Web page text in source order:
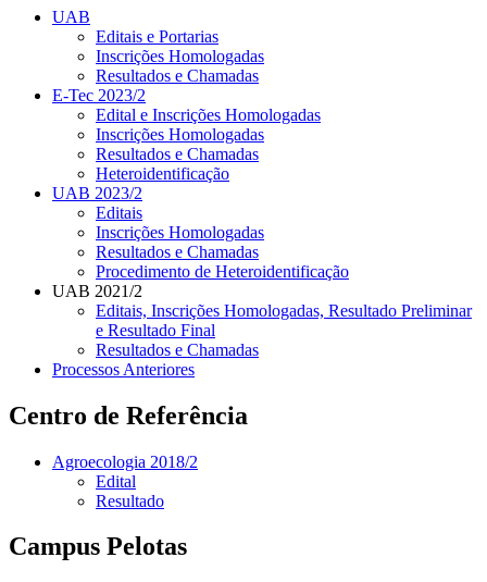
UAB
Editais e Portarias
Inscrições Homologadas
Resultados e Chamadas
E-Tec 2023/2
Edital e Inscrições Homologadas
Inscrições Homologadas
Resultados e Chamadas
Heteroidentificação
UAB 2023/2
Editais
Inscrições Homologadas
Resultados e Chamadas
Procedimento de Heteroidentificação
UAB 2021/2
Editais, Inscrições Homologadas, Resultado Preliminar
e Resultado Final
Resultados e Chamadas
Processos Anteriores
Centro de Referência
Agroecologia 2018/2
Edital
Resultado
Campus Pelotas